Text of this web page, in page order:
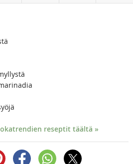
reseptit täältä »